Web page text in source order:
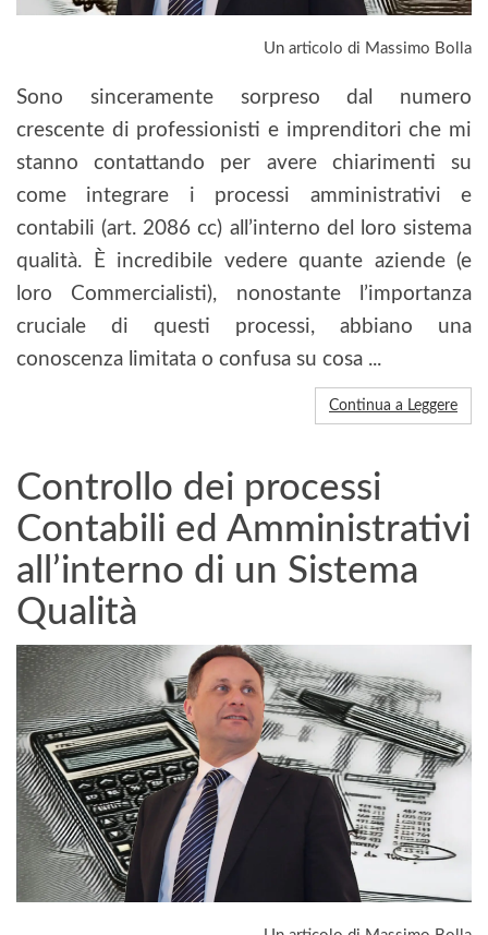
Un articolo di Massimo Bolla
Sono sinceramente sorpreso dal numero
crescente di professionisti e imprenditori che mi
stanno contattando per avere chiarimenti su
come integrare i processi amministrativi e
contabili (art. 2086 cc) all’interno del loro sistema
qualità. È incredibile vedere quante aziende (e
loro Commercialisti), nonostante l’importanza
cruciale di questi processi, abbiano una
conoscenza limitata o confusa su cosa ...
Continua a Leggere
Controllo dei processi
Contabili ed Amministrativi
all’interno di un Sistema
Qualità